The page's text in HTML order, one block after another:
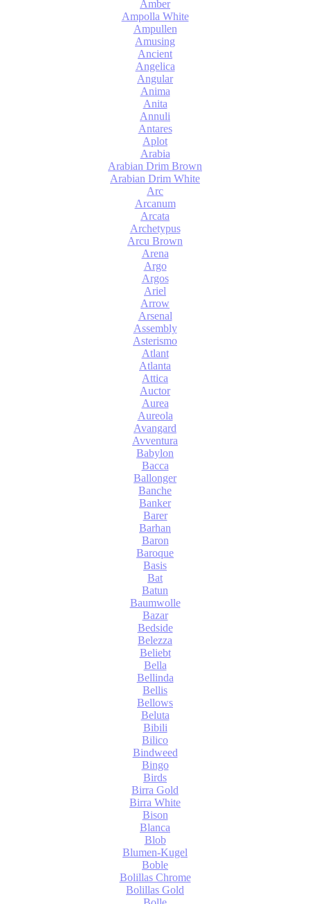
Amber
Ampolla White
Ampullen
Amusing
Ancient
Angelica
Angular
Anima
Anita
Annuli
Antares
Aplot
Arabia
Arabian Drim Brown
Arabian Drim White
Arc
Arcanum
Arcata
Archetypus
Arcu Brown
Arena
Argo
Argos
Ariel
Arrow
Arsenal
Assembly
Asterismo
Atlant
Atlanta
Attica
Auctor
Aurea
Aureola
Avangard
Avventura
Babylon
Bacca
Ballonger
Banche
Banker
Barer
Barhan
Baron
Baroque
Basis
Bat
Batun
Baumwolle
Bazar
Bedside
Belezza
Beliebt
Bella
Bellinda
Bellis
Bellows
Beluta
Bibili
Bilico
Bindweed
Bingo
Birds
Birra Gold
Birra White
Bison
Blanca
Blob
Blumen-Kugel
Boble
Bolillas Chrome
Bolillas Gold